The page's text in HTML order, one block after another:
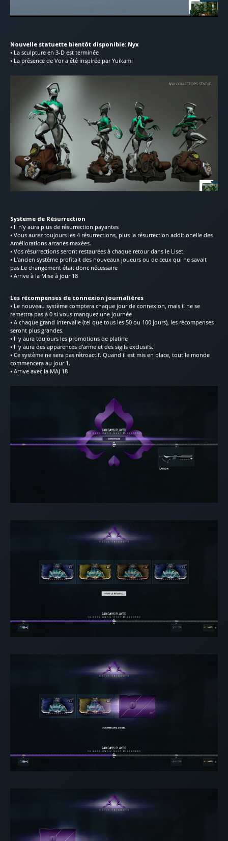
Nouvelle statuette bientôt disponible: Nyx
• La sculpture en 3-D est terminée
• La présence de Vor a été inspirée par Yuikami
Systeme de Résurrection
• Il n’y aura plus de résurrection payantes
• Vous aurez toujours les 4 résurrections, plus la résurrection additionelle des
Améliorations arcanes maxées.
• Vos résurrections seront restaurées à chaque retour dans le Liset.
• L’ancien système profitait des nouveaux joueurs ou de ceux qui ne savait
pas.Le changement était donc nécessaire
• Arrive à la Mise à jour 18
Les récompenses de connexion journalières
• Le nouveau système comptera chaque jour de connexion, mais il ne se
remettra pas à 0 si vous manquez une journée
• A chaque grand intervalle (tel que tous les 50 ou 100 jours), les récompenses
seront plus grandes.
• Il y aura toujours les promotions de platine
• Il y aura des apparences d’arme et des sigils exclusifs.
• Ce système ne sera pas rétroactif. Quand il est mis en place, tout le monde
commencera au jour 1.
• Arrive avec la MAJ 18